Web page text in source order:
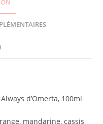
d’Omerta, 100ml
mandarine, cassis